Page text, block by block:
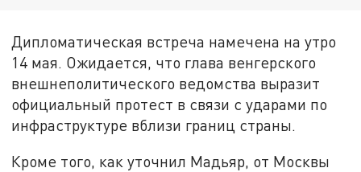
Дипломатическая встреча намечена на утро
14 мая. Ожидается, что глава венгерского
внешнеполитического ведомства выразит
официальный протест в связи с ударами по
инфраструктуре вблизи границ страны.
Кроме того, как уточнил Мадьяр, от Москвы